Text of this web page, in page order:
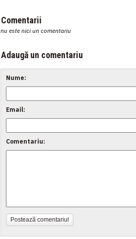
Comentarii
nu este nici un comentariu
Adaugă un comentariu
Nume:
Email:
Comentariu:
Postează comentariul